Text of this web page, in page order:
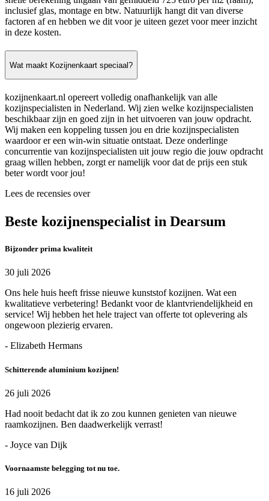
inclusief glas, montage en btw. Natuurlijk hangt dit van diverse
factoren af en hebben we dit voor je uiteen gezet voor meer inzicht
in deze kosten.
Wat maakt Kozijnenkaart speciaal?
kozijnenkaart.nl opereert volledig onafhankelijk van alle
kozijnspecialisten in Nederland. Wij zien welke kozijnspecialisten
beschikbaar zijn en goed zijn in het uitvoeren van jouw opdracht.
Wij maken een koppeling tussen jou en drie kozijnspecialisten
waardoor er een win-win situatie ontstaat. Deze onderlinge
concurrentie van kozijnspecialisten uit jouw regio die jouw opdracht
graag willen hebben, zorgt er namelijk voor dat de prijs een stuk
beter wordt voor jou!
Lees de recensies over
Beste kozijnenspecialist in Dearsum
Bijzonder prima kwaliteit
30 juli 2026
Ons hele huis heeft frisse nieuwe kunststof kozijnen. Wat een
kwalitatieve verbetering! Bedankt voor de klantvriendelijkheid en
service! Wij hebben het hele traject van offerte tot oplevering als
ongewoon plezierig ervaren.
- Elizabeth Hermans
Schitterende aluminium kozijnen!
26 juli 2026
Had nooit bedacht dat ik zo zou kunnen genieten van nieuwe
raamkozijnen. Ben daadwerkelijk verrast!
- Joyce van Dijk
Voornaamste belegging tot nu toe.
16 juli 2026